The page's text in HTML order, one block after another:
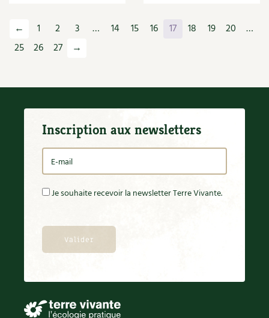
← 1 2 3 … 14 15 16 17 18 19 20
…
25
26 27 →
Inscription aux newsletters
Je souhaite recevoir la newsletter Terre Vivante.